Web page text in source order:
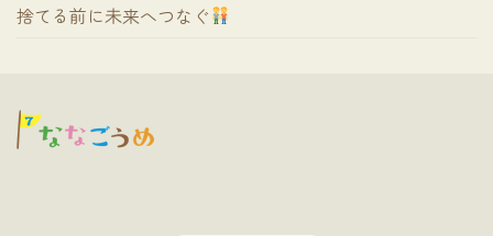
捨てる前に未来へつなぐ